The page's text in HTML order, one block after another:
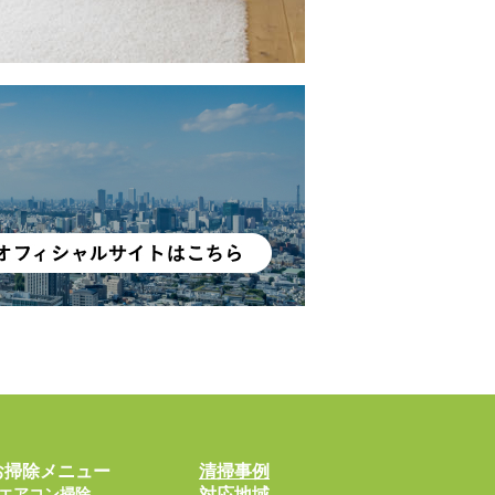
掃除メニュー
清掃事例